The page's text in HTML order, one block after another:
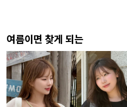
여름이면 찾게 되는